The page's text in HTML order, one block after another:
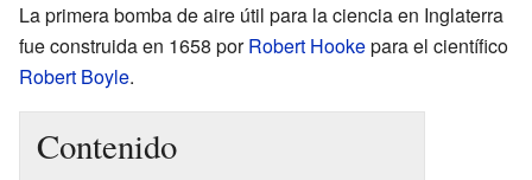
La primera bomba de aire útil para la ciencia en Inglaterra
fue construida en 1658 porRobert Hookepara el científico
Robert Boyle.
Contenido